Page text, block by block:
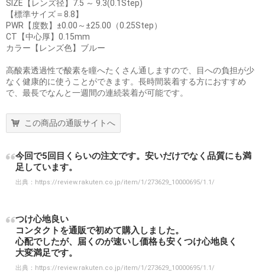
SIZE【レンズ径】7.5 ～ 9.3(0.1Step)
【標準サイズ＝8.8】
PWR【度数】±0.00～±25.00（0.25Step）
CT【中心厚】0.15mm
カラー【レンズ色】ブルー
高酸素透過性で酸素を瞳へたくさん通しますので、目への負担が少
なく健康的に使うことができます。長時間装着する方におすすめ
で、最長でなんと一週間の連続装着が可能です。
この商品の通販サイトへ
今回で5回目くらいの注文です。安いだけでなく品質にも満
足しています。
出典： https://review.rakuten.co.jp/item/1/273629_10000695/1.1/
つけ心地良い
コンタクトを通販で初めて購入しました。
心配でしたが、届くのが速いし価格も安くつけ心地良く
大変満足です。
出典： https://review.rakuten.co.jp/item/1/273629_10000695/1.1/